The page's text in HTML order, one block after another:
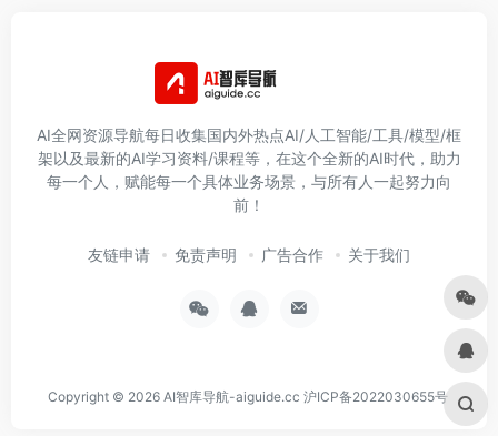
AI全网资源导航每日收集国内外热点AI/人工智能/工具/模型/框
架以及最新的AI学习资料/课程等，在这个全新的AI时代，助力
每一个人，赋能每一个具体业务场景，与所有人一起努力向
前！
友链申请 免责声明 广告合作 关于我们
Copyright © 2026 AI智库导航-aiguide.cc 沪ICP备2022030655号